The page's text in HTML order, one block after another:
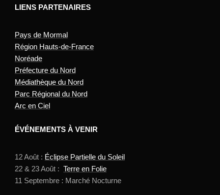
LIENS PARTENAIRES
Pays de Mormal
Région Hauts-de-France
Noréade
Préfecture du Nord
Médiathèque du Nord
Parc Régional du Nord
Arc en Ciel
ÉVÉNEMENTS À VENIR
12 Août : Éclipse Partielle du Soleil
22 & 23 Août : Terre en Folie
11 Septembre : Marché Nocturne